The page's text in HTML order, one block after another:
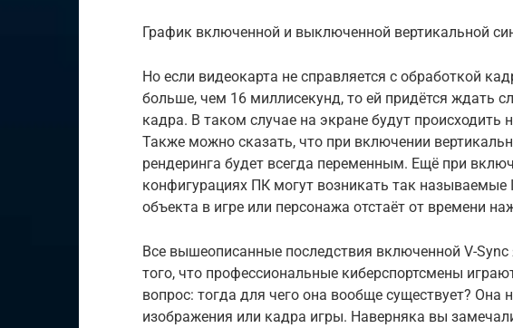
График включенной и выключенной вертикальной
Но если видеокарта не справляется с обработкой
больше, чем 16 миллисекунд, то ей придётся ждать
кадра. В таком случае на экране будут
Также можно сказать, что при включении
рендеринга будет всегда переменным. Ещё при
конфигурациях ПК могут возникать так называемые
объекта в игре или персонажа отстаёт от времени
Все вышеописанные последствия включенной V-
того, что профессиональные киберспортсмены
вопрос: тогда для чего она вообще существует? Она
изображения или кадра игры. Наверняка вы